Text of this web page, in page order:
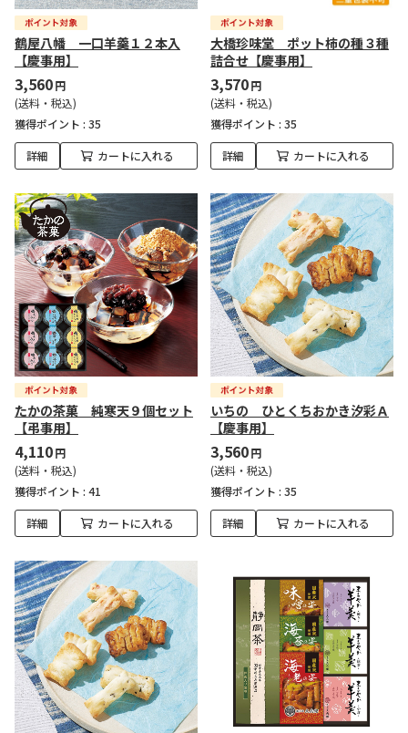
鶴屋八幡 一口羊羹１２本入
【慶事用】
3,560円
(送料・税込)
獲得ポイント : 35
詳細 カートに入れる
大橋珍味堂 ポット柿の種３種
詰合せ【慶事用】
3,570円
(送料・税込)
獲得ポイント : 35
詳細 カートに入れる
たかの茶菓 純寒天９個セット
【弔事用】
4,110円
(送料・税込)
獲得ポイント : 41
詳細 カートに入れる
いちの ひとくちおかき汐彩Ａ
【慶事用】
3,560円
(送料・税込)
獲得ポイント : 35
詳細 カートに入れる